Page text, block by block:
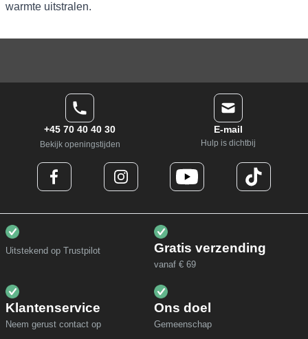
warmte uitstralen.
+45 70 40 40 30
Bekijk openingstijden
E-mail
Hulp is dichtbij
Uitstekend op Trustpilot Gratis verzending
vanaf € 69
Klantenservice
Neem gerust contact op
Ons doel
Gemeenschap